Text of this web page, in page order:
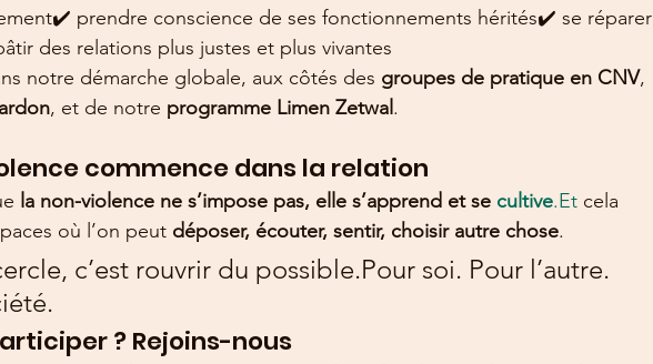
prendre conscience de ses fonctionnements hérités✔️ se réparer
des relations plus justes et plus vivantes
notre démarche globale, aux côtés des groupes de pratique en CNV,
, et de notre programme Limen Zetwal .
commence dans la relation
la non-violence ne s’impose pas, elle s’apprend et se cultive.Et cela
où l’on peut déposer, écouter, sentir, choisir autre chose.
c’est rouvrir du possible.Pour soi. Pour l’autre.
? Rejoins-nous